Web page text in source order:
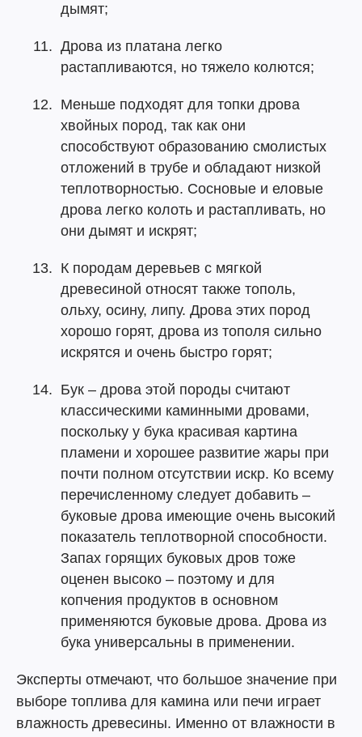
дымят;
Дрова из платана легко
растапливаются, но тяжело колются;
Меньше подходят для топки дрова
хвойных пород, так как они
способствуют образованию смолистых
отложений в трубе и обладают низкой
теплотворностью. Сосновые и еловые
дрова легко колоть и растапливать, но
они дымят и искрят;
К породам деревьев с мягкой
древесиной относят также тополь,
ольху, осину, липу. Дрова этих пород
хорошо горят, дрова из тополя сильно
искрятся и очень быстро горят;
Бук – дрова этой породы считают
классическими каминными дровами,
поскольку у бука красивая картина
пламени и хорошее развитие жары при
почти полном отсутствии искр. Ко всему
перечисленному следует добавить –
буковые дрова имеющие очень высокий
показатель теплотворной способности.
Запах горящих буковых дров тоже
оценен высоко – поэтому и для
копчения продуктов в основном
применяются буковые дрова. Дрова из
бука универсальны в применении.
Эксперты отмечают, что большое значение при
выборе топлива для камина или печи играет
влажность древесины. Именно от влажности в